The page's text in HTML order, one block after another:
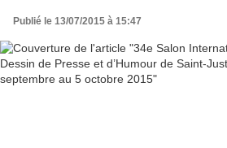
Publié le 13/07/2015 à 15:47